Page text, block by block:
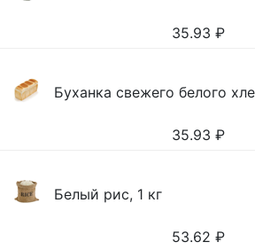
35.93 ₽
Буханка свежего белого
35.93 ₽
Белый рис, 1 кг
53.62 ₽